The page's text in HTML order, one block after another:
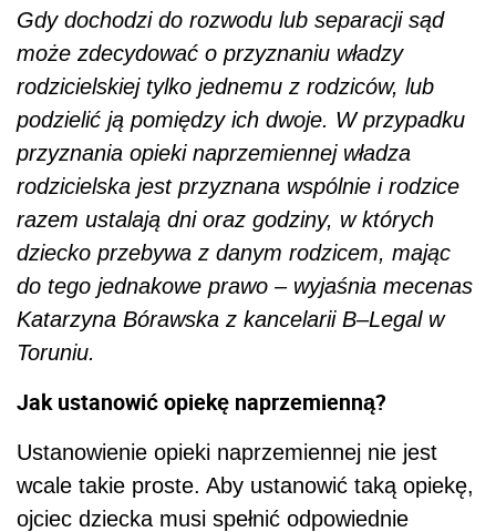
Gdy dochodzi do rozwodu lub separacji sąd
może zdecydować o przyznaniu władzy
rodzicielskiej tylko jednemu z rodziców, lub
podzielić ją pomiędzy ich dwoje. W przypadku
przyznania opieki naprzemiennej władza
rodzicielska jest przyznana wspólnie i rodzice
razem ustalają dni oraz godziny, w których
dziecko przebywa z danym rodzicem, mając
do tego jednakowe prawo – wyjaśnia mecenas
Katarzyna Bórawska z kancelarii B–Legal w
Toruniu.
Jak ustanowić opiekę naprzemienną?
Ustanowienie opieki naprzemiennej nie jest
wcale takie proste. Aby ustanowić taką opiekę,
ojciec dziecka musi spełnić odpowiednie